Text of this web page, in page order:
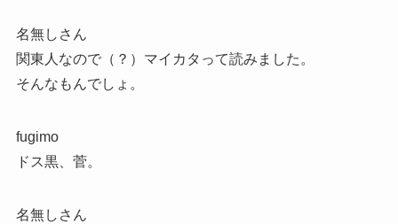
名無しさん
関東人なので（？）マイカタって読みました。
そんなもんでしょ。
fugimo
ドス黒、菅。
名無しさん